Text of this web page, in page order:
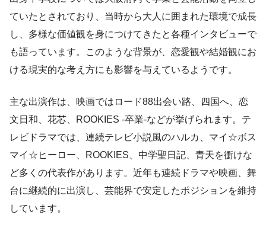
ていたとされており、当時から大人に囲まれた環境で成長
し、多様な価値観を身につけてきたと各種インタビューで
も語っています。このような背景が、恋愛観や結婚観にお
ける現実的な考え方にも影響を与えているようです。
主な出演作は、映画ではロード88出会い路、四国へ、恋
文日和、花芯、ROOKIES -卒業-などが挙げられます。テ
レビドラマでは、連続テレビ小説風のハルカ、マイ☆ボス
マイ☆ヒーロー、ROOKIES、中学聖日記、青天を衝けな
ど多くの代表作があります。近年も連続ドラマや映画、舞
台に継続的に出演し、芸能界で安定したポジションを維持
しています。